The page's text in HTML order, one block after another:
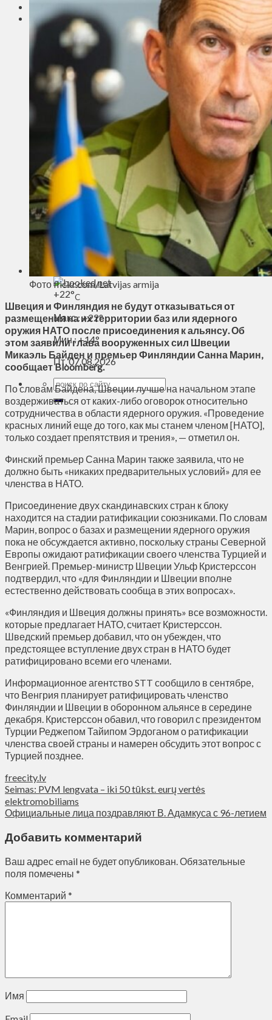
Культура
Больше
Фоторепортаж
Туризм
ЛК рекомендует
Сеньорам
Образование
Здравоохранение
Экология
Происшествия
Приграничье
Деньги
Визиты
Выборы
Агроновости
Едим дома
Ищу семью
Духовное пространство
Технологии
Энергетика
Вильнюс
+22°C
Макс.:+22°
Мин.:+14°
Пт, 07.08.2026
Фото flickr.com/Latvijas armija
Швеция и Финляндия не будут отказываться от
размещения на их территории баз или ядерного
оружия НАТО после присоединения к альянсу. Об
этом заявили глава вооруженных сил Швеции
Микаэль Байден и премьер Финляндии Санна Марин,
сообщает Bloomberg.
По словам Байдена, Швеции лучше на начальном этапе
воздерживаться от каких-либо оговорок относительно
сотрудничества в области ядерного оружия. «Проведение
красных линий еще до того, как мы станем членом [НАТО],
только создает препятствия и трения», — отметил он.
Финский премьер Санна Марин также заявила, что не
должно быть «никаких предварительных условий» для ее
членства в НАТО.
Присоединение двух скандинавских стран к блоку
находится на стадии ратификации союзниками. По словам
Марин, вопрос о базах и размещении ядерного оружия
пока не обсуждается активно, поскольку страны Северной
Европы ожидают ратификации своего членства Турцией и
Венгрией. Премьер-министр Швеции Ульф Кристерссон
подтвердил, что «для Финляндии и Швеции вполне
естественно действовать сообща в этих вопросах».
«Финляндия и Швеция должны принять» все возможности.
которые предлагает НАТО, считает Кристерссон.
Шведский премьер добавил, что он убежден, что
предстоящее вступление двух стран в НАТО будет
ратифицировано всеми его членами.
Информационное агентство STT сообщило в сентябре,
что Венгрия планирует ратифицировать членство
Финляндии и Швеции в оборонном альянсе в середине
декабря. Кристерссон обавил, что говорил с президентом
Турции Реджепом Тайипом Эрдоганом о ратификации
членства своей страны и намерен обсудить этот вопрос с
Турцией позднее.
freecity.lv
Seimas: PVM lengvata – iki 50 tūkst. eurų vertės
elektromobiliams
Официальные лица поздравляют В. Адамкуса с 96-летием
Добавить комментарий
Ваш адрес email не будет опубликован.Обязательные
поля помечены *
Комментарий *
Имя